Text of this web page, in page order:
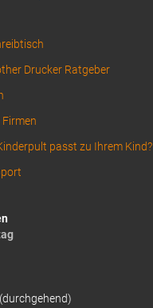
Drucker Ratgeber
passt zu Ihrem Kind?